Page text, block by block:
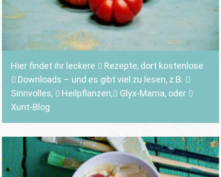
Hier findet ihr leckere Rezepte, dort kostenlose
Downloads – und es gibt viel zu lesen, z.B.
Sinnvolles, Heilpflanzen, Glyx-Mama,oder
Xunt-Blog